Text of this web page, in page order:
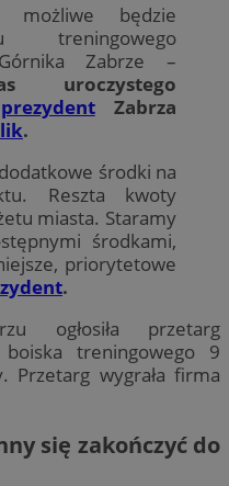
możliwe będzie
treningowego
Zabrze –
uroczystego
prezydentZabrza
.
środki na
Reszta kwoty
miasta. Staramy
środkami,
priorytetowe
.
ogłosiła przetarg
treningowego 9
Przetarg wygrała firma
się zakończyć do